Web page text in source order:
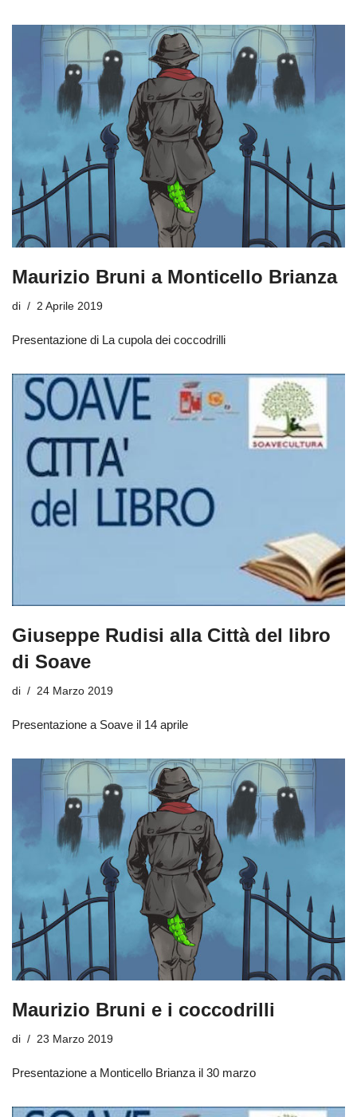
Maurizio Bruni a Monticello Brianza
di 2 Aprile 2019
Presentazione di La cupola dei coccodrilli
Giuseppe Rudisi alla Città del libro
di Soave
di 24 Marzo 2019
Presentazione a Soave il 14 aprile
Maurizio Bruni e i coccodrilli
di 23 Marzo 2019
Presentazione a Monticello Brianza il 30 marzo